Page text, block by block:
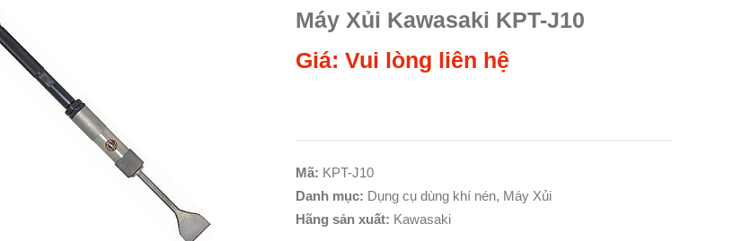
Máy Xủi Kawasaki KPT-J10
Giá: Vui lòng liên hệ
Mã: KPT-J10
Danh mục: Dụng cụ dùng khí nén, Máy Xủi
Hãng sản xuất: Kawasaki